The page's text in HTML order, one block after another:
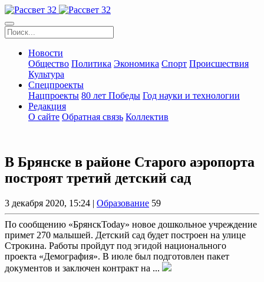
Новости
Общество Политика Экономика Спорт Происшествия
Культура
Спецпроекты
Нацпроекты 80 лет Победы Год науки и технологии
Редакция
О сайте Обратная связь Коллектив
В Брянске в районе Старого аэропорта
построят третий детский сад
3 декабря 2020, 15:24 | Образование 59
По сообщению «БрянскToday» новое дошкольное учреждение
примет 270 малышей. Детский сад будет построен на улице
Строкина. Работы пройдут под эгидой национального
проекта «Демография». В июле был подготовлен пакет
документов и заключен контракт на ...